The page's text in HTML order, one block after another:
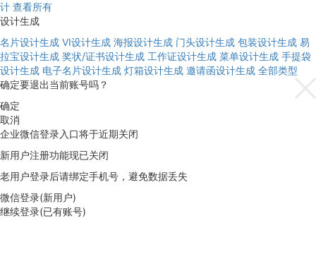
计 查看所有
设计生成
名片设计生成 VI设计生成 海报设计生成 门头设计生成 包装设计生成 易
拉宝设计生成 奖状/证书设计生成 工作证设计生成 菜单设计生成 手提袋
设计生成 电子名片设计生成 灯箱设计生成 邀请函设计生成 全部类型
确定要退出当前账号吗？
确定
取消
企业微信登录入口将于近期关闭
新用户注册功能现已关闭
老用户登录后请绑定手机号，避免数据丢失
微信登录(新用户)
继续登录(已有账号)